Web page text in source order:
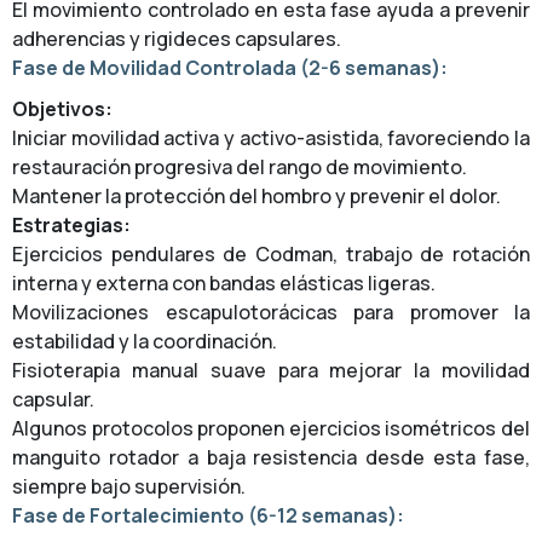
El movimiento controlado en esta fase ayuda a prevenir
adherencias y rigideces capsulares.
Fase de Movilidad Controlada (2-6 semanas):
Objetivos:
Iniciar movilidad activa y activo-asistida, favoreciendo la
restauración progresiva del rango de movimiento.
Mantener la protección del hombro y prevenir el dolor.
Estrategias:
Ejercicios pendulares de Codman, trabajo de rotación
interna y externa con bandas elásticas ligeras.
Movilizaciones escapulotorácicas para promover la
estabilidad y la coordinación.
Fisioterapia manual suave para mejorar la movilidad
capsular.
Algunos protocolos proponen ejercicios isométricos del
manguito rotador a baja resistencia desde esta fase,
siempre bajo supervisión.
Fase de Fortalecimiento (6-12 semanas):